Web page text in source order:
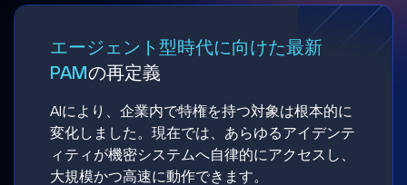
エージェント型時代に向けた最新
PAMの再定義
AIにより、企業内で特権を持つ対象は根本的に
変化しました。現在では、あらゆるアイデンテ
ィティが機密システムへ自律的にアクセスし、
大規模かつ高速に動作できます。